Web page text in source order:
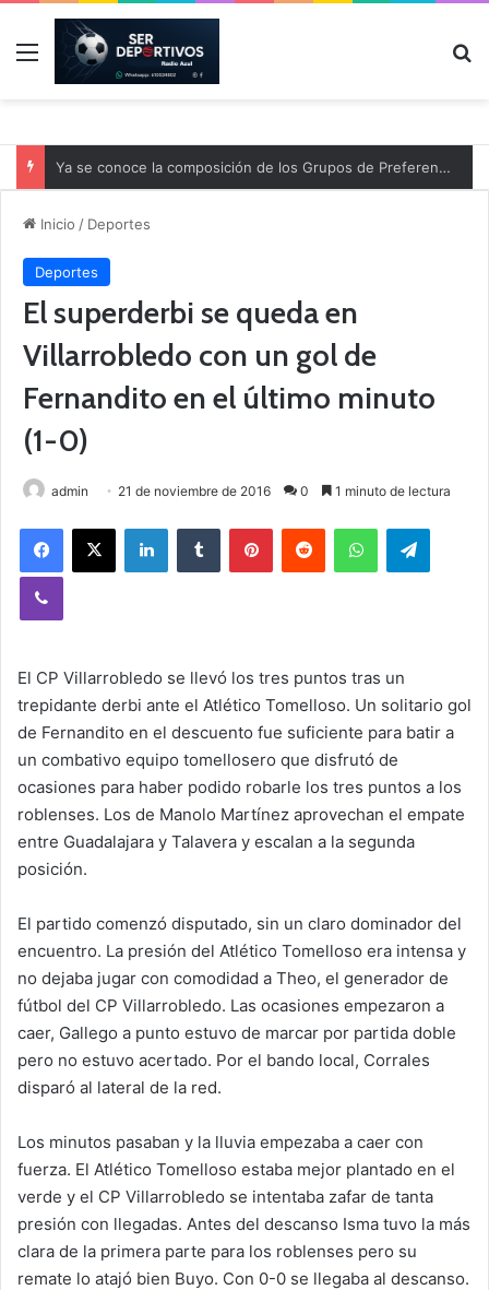
Menú
Ya se conoce la composición de los Grupos de Preferente y el calendario
Inicio / Deportes
Deportes
El superderbi se queda en
Villarrobledo con un gol de
Fernandito en el último minuto
(1-0)
admin 21 de noviembre de 2016 0 1 minuto de lectura
El CP Villarrobledo se llevó los tres puntos tras un
trepidante derbi ante el Atlético Tomelloso. Un solitario gol
de Fernandito en el descuento fue suficiente para batir a
un combativo equipo tomellosero que disfrutó de
ocasiones para haber podido robarle los tres puntos a los
roblenses. Los de Manolo Martínez aprovechan el empate
entre Guadalajara y Talavera y escalan a la segunda
posición.
El partido comenzó disputado, sin un claro dominador del
encuentro. La presión del Atlético Tomelloso era intensa y
no dejaba jugar con comodidad a Theo, el generador de
fútbol del CP Villarrobledo. Las ocasiones empezaron a
caer, Gallego a punto estuvo de marcar por partida doble
pero no estuvo acertado. Por el bando local, Corrales
disparó al lateral de la red.
Los minutos pasaban y la lluvia empezaba a caer con
fuerza. El Atlético Tomelloso estaba mejor plantado en el
verde y el CP Villarrobledo se intentaba zafar de tanta
presión con llegadas. Antes del descanso Isma tuvo la más
clara de la primera parte para los roblenses pero su
remate lo atajó bien Buyo. Con 0-0 se llegaba al descanso.